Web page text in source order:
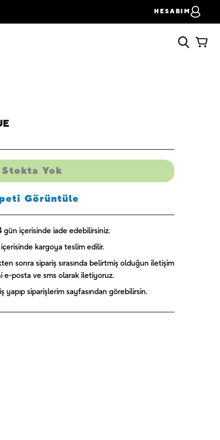
HESABIM
Stokta Yok
Görüntüle
gün içerisinde iade edebilirsiniz.
kargoya teslim edilir.
sonra sipariş sırasında belirtmiş olduğun iletişim
e-posta ve sms olarak iletiyoruz.
yapıp siparişlerim sayfasından görebilirsin.